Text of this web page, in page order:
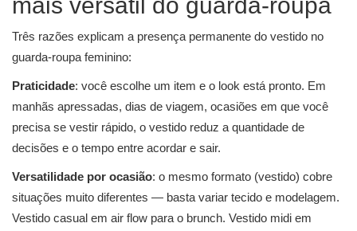
mais versátil do guarda-roupa
Três razões explicam a presença permanente do vestido no
guarda-roupa feminino:
Praticidade: você escolhe um item e o look está pronto. Em
manhãs apressadas, dias de viagem, ocasiões em que você
precisa se vestir rápido, o vestido reduz a quantidade de
decisões e o tempo entre acordar e sair.
Versatilidade por ocasião: o mesmo formato (vestido) cobre
situações muito diferentes — basta variar tecido e modelagem.
Vestido casual em air flow para o brunch. Vestido midi em